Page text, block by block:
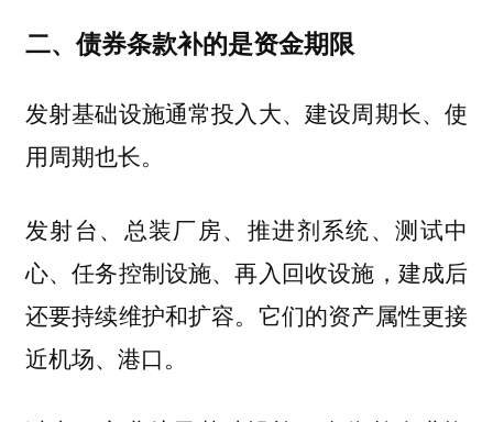
二、债券条款补的是资金期限
发射基础设施通常投入大、建设周期长、使
用周期也长。
发射台、总装厂房、推进剂系统、测试中
心、任务控制设施、再入回收设施，建成后
还要持续维护和扩容。它们的资产属性更接
近机场、港口。